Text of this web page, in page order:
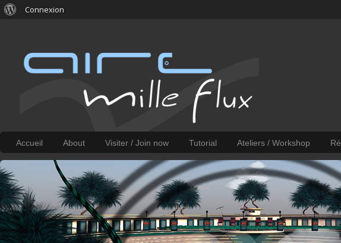
Accueil About Visiter / Join now Tutorial Ateliers / Workshop
Connexion